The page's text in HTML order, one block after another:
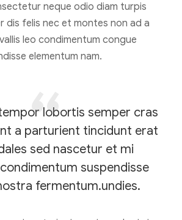
neque odio diam turpis
dis felis nec et montes non ad a
leo condimentum congue
elementum nam.
lobortis semper cras
a parturient tincidunt erat
sed nascetur et mi
suspendisse
fermentum.undies.